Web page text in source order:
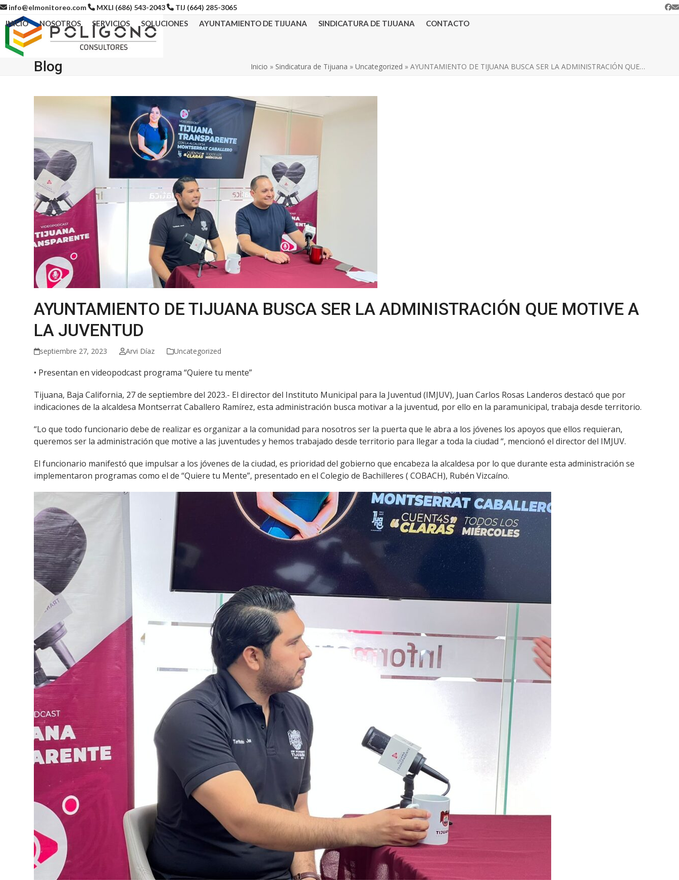
Skip
content
info@elmonitoreo.com MXLI (686) 543-2043 TIJ (664) 285-3065
INICIO NOSOTROS SERVICIOS SOLUCIONES AYUNTAMIENTO DE TIJUANA SINDICATURA DE TIJUANA CONTACTO
Blog Inicio » Sindicatura de Tijuana » Uncategorized » AYUNTAMIENTO DE TIJUANA BUSCA SER LA ADMINISTRACIÓN QUE…
AYUNTAMIENTO DE TIJUANA BUSCA SER LA ADMINISTRACIÓN QUE MOTIVE A
LA JUVENTUD
septiembre 27, 2023 Arvi Díaz Uncategorized
• Presentan en videopodcast programa “Quiere tu mente”
Tijuana, Baja California, 27 de septiembre del 2023.- El director del Instituto Municipal para la Juventud (IMJUV), Juan Carlos Rosas Landeros destacó que por
indicaciones de la alcaldesa Montserrat Caballero Ramírez, esta administración busca motivar a la juventud, por ello en la paramunicipal, trabaja desde territorio.
“Lo que todo funcionario debe de realizar es organizar a la comunidad para nosotros ser la puerta que le abra a los jóvenes los apoyos que ellos requieran,
queremos ser la administración que motive a las juventudes y hemos trabajado desde territorio para llegar a toda la ciudad “, mencionó el director del IMJUV.
El funcionario manifestó que impulsar a los jóvenes de la ciudad, es prioridad del gobierno que encabeza la alcaldesa por lo que durante esta administración se
implementaron programas como el de “Quiere tu Mente”, presentado en el Colegio de Bachilleres ( COBACH), Rubén Vizcaíno.